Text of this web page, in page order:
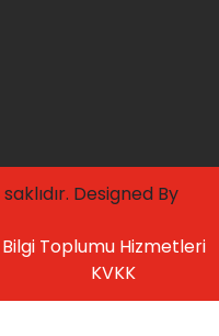
Designed By
Bilgi Toplumu Hizmetleri
KVKK